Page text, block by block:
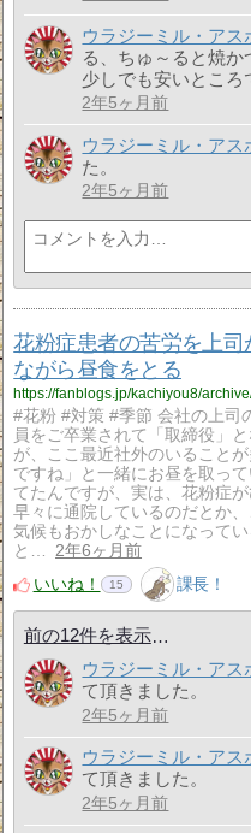
ウラジーミル・アス
る、ちゅ～ると焼か
少しでも安いところ
2年5ヶ月前
ウラジーミル・アス
た。
2年5ヶ月前
花粉症患者の苦労を上
ながら昼食をとる
https://fanblogs.jp/kachiyou8/
#花粉 #対策 #季節 会社の上司
員をご卒業されて「取締役」
が、ここ最近社外のいること
ですね」と一緒にお昼を取っ
てたんですが、実は、花粉症
早々に通院しているのだとか
気候もおかしなことになってい
と…
2年6ヶ月前
いいね！
15 課長！
前の12件を表示
ウラジーミル・アス
て頂きました。
2年5ヶ月前
ウラジーミル・アス
て頂きました。
2年5ヶ月前